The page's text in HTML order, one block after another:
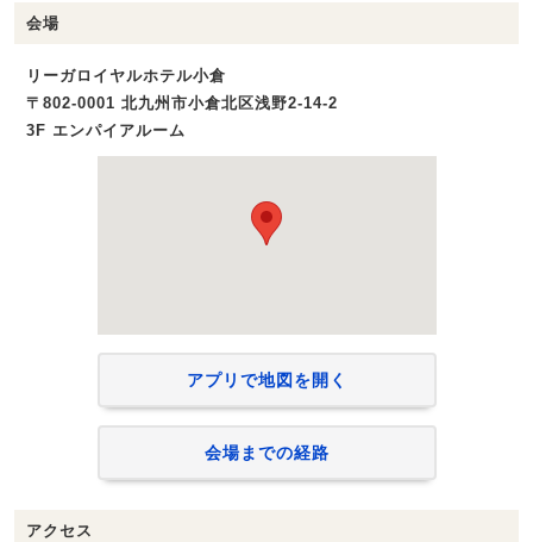
会場
リーガロイヤルホテル小倉
〒802-0001 北九州市小倉北区浅野2-14-2
3F エンパイアルーム
アプリで地図を開く
会場までの経路
アクセス